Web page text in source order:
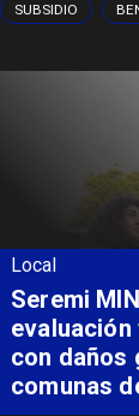
SUBSIDIO
Local
Seremi
con daños
comunas